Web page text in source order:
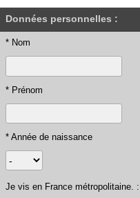
Données personnelles :
* Nom
* Prénom
* Année de naissance
Je vis en France métropolitaine. :